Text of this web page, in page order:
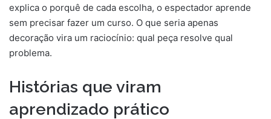
explica o porquê de cada escolha, o espectador aprende
sem precisar fazer um curso. O que seria apenas
decoração vira um raciocínio: qual peça resolve qual
problema.
Histórias que viram
aprendizado prático